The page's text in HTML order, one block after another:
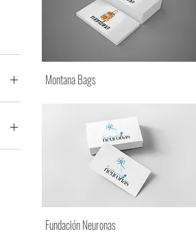
Montana Bags
Fundación Neuronas